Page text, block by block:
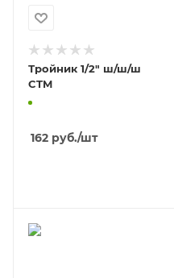
Тройник 1/2" ш/ш/ш
CTM
162 руб./шт